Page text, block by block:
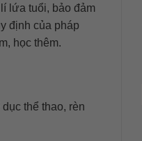
lứa tuổi, bảo đảm
định của pháp
học thêm.
thể thao, rèn